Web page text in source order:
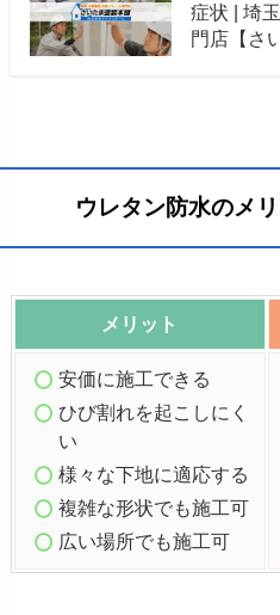
症状 | 埼
門店【さ
ウレタン防水のメ
メリット
安価に施工できる
ひび割れを起こしにく
い
様々な下地に適応する
複雑な形状でも施工可
広い場所でも施工可